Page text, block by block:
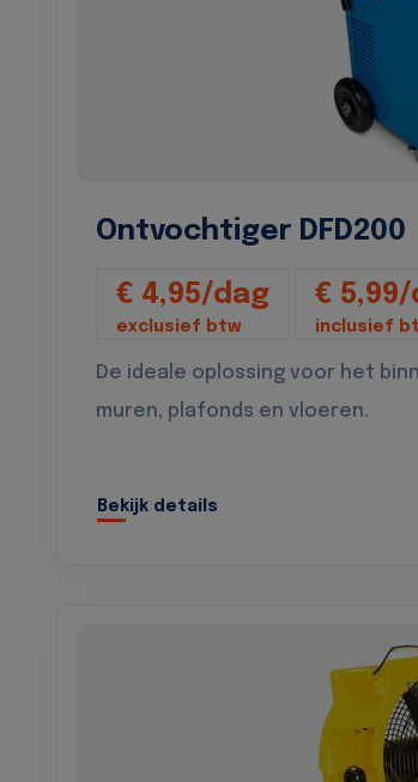
Ontvochtiger DFD200
€ 4,95/dag
exclusief btw
€
inclusief
De ideale oplossing voor het
muren, plafonds en vloeren.
Bekijk details